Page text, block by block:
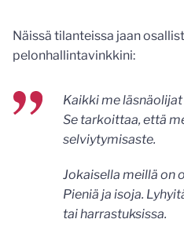
Näissä tilanteissa jaan
pelonhallintavinkkini:
Kaikki me
Se tarkoittaa, että
selviytymisaste.
Jokaisella meillä on
Pieniä ja isoja.
tai harrastuksissa.